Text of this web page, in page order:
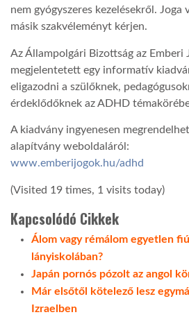
nem gyógyszeres kezelésekről. Joga
másik szakvéleményt kérjen.
Az Állampolgári Bizottság az
megjelentetett egy informatív
eligazodni a szülőknek,
érdeklődőknek az ADHD
A kiadvány ingyenesen
alapítvány weboldaláról:
www.emberijogok.hu/adhd
(Visited 19 times, 1 visits today)
Kapcsolódó Cikkek
Álom vagy rémálom egyetlen
lányiskolában?
Japán pornós pózolt az angol
Már elsőtől kötelező lesz
Izraelben